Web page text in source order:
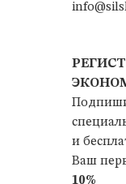
и
Ваш
10%